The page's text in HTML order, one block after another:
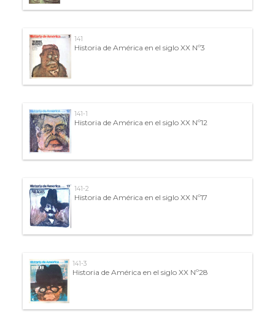
141
Historia de América en el siglo XX Nº3
141-1
Historia de América en el siglo XX Nº12
141-2
Historia de América en el siglo XX Nº17
141-3
Historia de América en el siglo XX Nº28